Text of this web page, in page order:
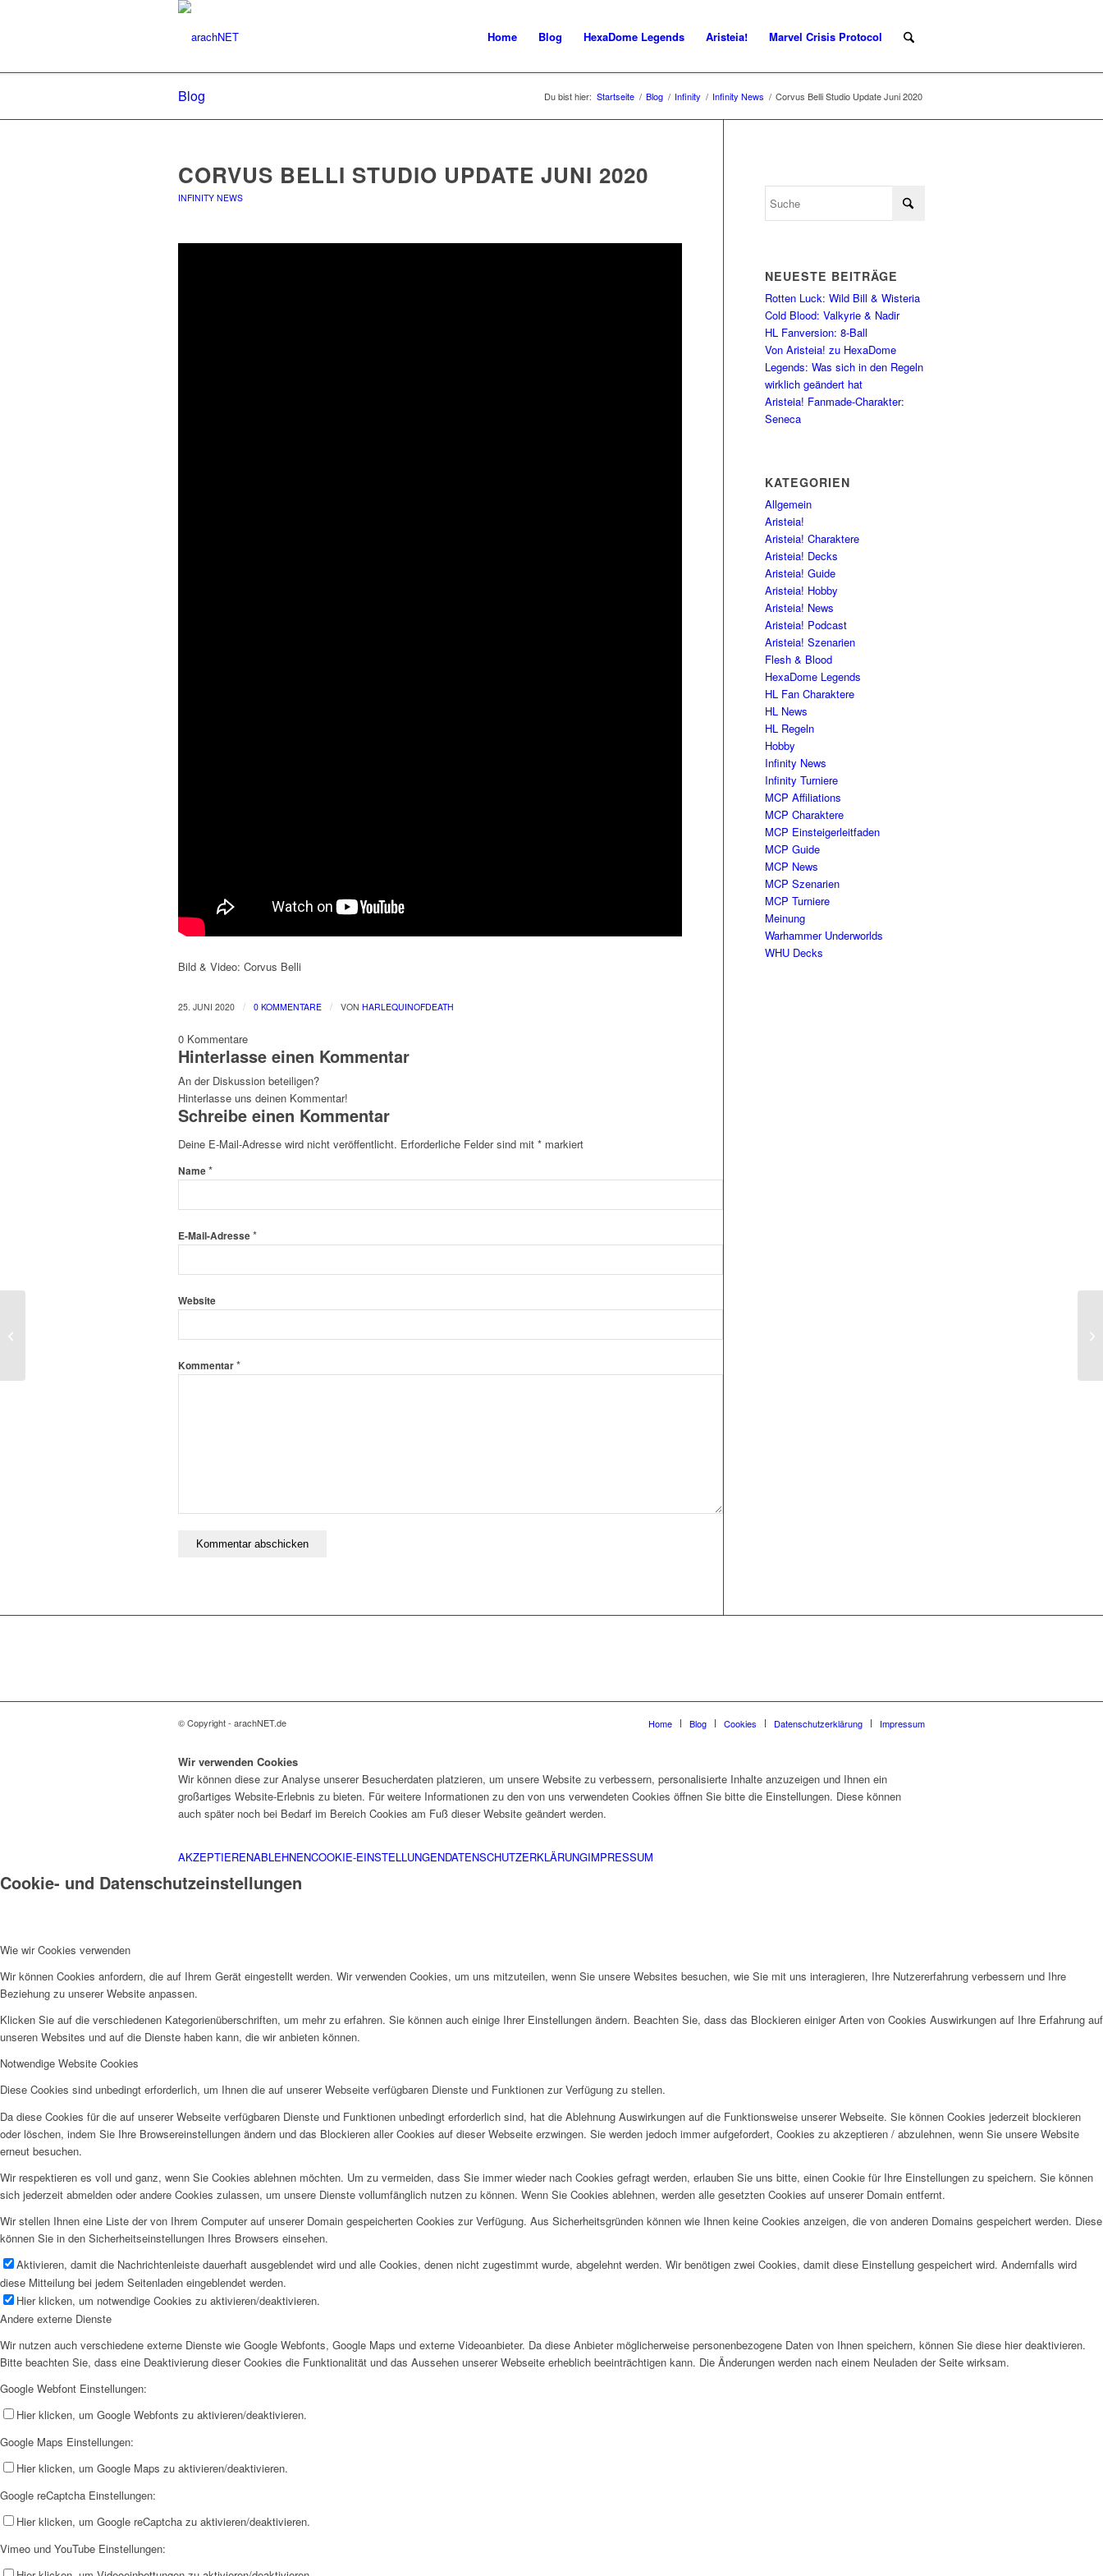
Home Blog HexaDome Legends Aristeia! Marvel Crisis Protocol
Blog Du bist hier: Startseite / Blog / Infinity / Infinity News / Corvus Belli Studio Update Juni 2020
CORVUS BELLI STUDIO UPDATE JUNI 2020
INFINITY NEWS
Bild & Video: Corvus Belli
25. JUNI 2020 / 0 KOMMENTARE / VON HARLEQUINOFDEATH
0 Kommentare
Hinterlasse einen Kommentar
An der Diskussion beteiligen?
Hinterlasse uns deinen Kommentar!
Schreibe einen Kommentar
Deine E-Mail-Adresse wird nicht veröffentlicht. Erforderliche Felder sind mit * markiert
Name*
E-Mail-Adresse*
Website
Kommentar*
NEUESTE BEITRÄGE
Rotten Luck: Wild Bill & Wisteria
Cold Blood: Valkyrie & Nadir
HL Fanversion: 8-Ball
Von Aristeia! zu HexaDome
Legends: Was sich in den Regeln
wirklich geändert hat
Aristeia! Fanmade-Charakter:
Seneca
KATEGORIEN
Allgemein
Aristeia!
Aristeia! Charaktere
Aristeia! Decks
Aristeia! Guide
Aristeia! Hobby
Aristeia! News
Aristeia! Podcast
Aristeia! Szenarien
Flesh & Blood
HexaDome Legends
HL Fan Charaktere
HL News
HL Regeln
Hobby
Infinity News
Infinity Turniere
MCP Affiliations
MCP Charaktere
MCP Einsteigerleitfaden
MCP Guide
MCP News
MCP Szenarien
MCP Turniere
Meinung
Warhammer Underworlds
WHU Decks
© Copyright - arachNET.de Home Blog Cookies Datenschutzerklärung Impressum
Wir verwenden Cookies
Wir können diese zur Analyse unserer Besucherdaten platzieren, um unsere Website zu verbessern, personalisierte Inhalte anzuzeigen und Ihnen ein
großartiges Website-Erlebnis zu bieten. Für weitere Informationen zu den von uns verwendeten Cookies öffnen Sie bitte die Einstellungen. Diese können
auch später noch bei Bedarf im Bereich Cookies am Fuß dieser Website geändert werden.
AKZEPTIERENABLEHNENCOOKIE-EINSTELLUNGENDATENSCHUTZERKLÄRUNGIMPRESSUM
Cookie- und Datenschutzeinstellungen
Wie wir Cookies verwenden
Wir können Cookies anfordern, die auf Ihrem Gerät eingestellt werden. Wir verwenden Cookies, um uns mitzuteilen, wenn Sie unsere Websites besuchen, wie Sie mit uns interagieren, Ihre Nutzererfahrung verbessern und Ihre
Beziehung zu unserer Website anpassen.
Klicken Sie auf die verschiedenen Kategorienüberschriften, um mehr zu erfahren. Sie können auch einige Ihrer Einstellungen ändern. Beachten Sie, dass das Blockieren einiger Arten von Cookies Auswirkungen auf Ihre Erfahrung auf
unseren Websites und auf die Dienste haben kann, die wir anbieten können.
Notwendige Website Cookies
Diese Cookies sind unbedingt erforderlich, um Ihnen die auf unserer Webseite verfügbaren Dienste und Funktionen zur Verfügung zu stellen.
Da diese Cookies für die auf unserer Webseite verfügbaren Dienste und Funktionen unbedingt erforderlich sind, hat die Ablehnung Auswirkungen auf die Funktionsweise unserer Webseite. Sie können Cookies jederzeit blockieren
oder löschen, indem Sie Ihre Browsereinstellungen ändern und das Blockieren aller Cookies auf dieser Webseite erzwingen. Sie werden jedoch immer aufgefordert, Cookies zu akzeptieren / abzulehnen, wenn Sie unsere Website
erneut besuchen.
Wir respektieren es voll und ganz, wenn Sie Cookies ablehnen möchten. Um zu vermeiden, dass Sie immer wieder nach Cookies gefragt werden, erlauben Sie uns bitte, einen Cookie für Ihre Einstellungen zu speichern. Sie können
sich jederzeit abmelden oder andere Cookies zulassen, um unsere Dienste vollumfänglich nutzen zu können. Wenn Sie Cookies ablehnen, werden alle gesetzten Cookies auf unserer Domain entfernt.
Wir stellen Ihnen eine Liste der von Ihrem Computer auf unserer Domain gespeicherten Cookies zur Verfügung. Aus Sicherheitsgründen können wie Ihnen keine Cookies anzeigen, die von anderen Domains gespeichert werden. Diese
können Sie in den Sicherheitseinstellungen Ihres Browsers einsehen.
Aktivieren, damit die Nachrichtenleiste dauerhaft ausgeblendet wird und alle Cookies, denen nicht zugestimmt wurde, abgelehnt werden. Wir benötigen zwei Cookies, damit diese Einstellung gespeichert wird. Andernfalls wird
diese Mitteilung bei jedem Seitenladen eingeblendet werden.
Hier klicken, um notwendige Cookies zu aktivieren/deaktivieren.
Andere externe Dienste
Wir nutzen auch verschiedene externe Dienste wie Google Webfonts, Google Maps und externe Videoanbieter. Da diese Anbieter möglicherweise personenbezogene Daten von Ihnen speichern, können Sie diese hier deaktivieren.
Bitte beachten Sie, dass eine Deaktivierung dieser Cookies die Funktionalität und das Aussehen unserer Webseite erheblich beeinträchtigen kann. Die Änderungen werden nach einem Neuladen der Seite wirksam.
Google Webfont Einstellungen:
Hier klicken, um Google Webfonts zu aktivieren/deaktivieren.
Google Maps Einstellungen:
Hier klicken, um Google Maps zu aktivieren/deaktivieren.
Google reCaptcha Einstellungen:
Hier klicken, um Google reCaptcha zu aktivieren/deaktivieren.
Vimeo und YouTube Einstellungen: